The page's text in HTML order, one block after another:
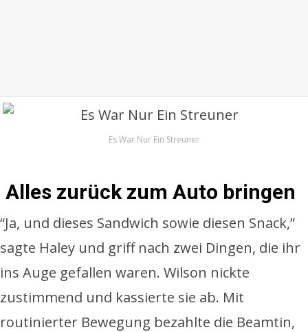
Es War Nur Ein Streuner
Alles zurück zum Auto bringen
“Ja, und dieses Sandwich sowie diesen Snack,”
sagte Haley und griff nach zwei Dingen, die ihr
ins Auge gefallen waren. Wilson nickte
zustimmend und kassierte sie ab. Mit
routinierter Bewegung bezahlte die Beamtin,